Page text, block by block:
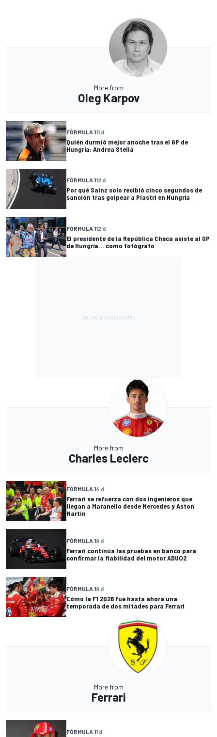
More from
Oleg Karpov
FÓRMULA 111 d
Quién durmió mejor anoche tras el GP de
Hungría: Andrea Stella
FÓRMULA 112 d
Por qué Sainz solo recibió cinco segundos de
sanción tras golpear a Piastri en Hungría
FÓRMULA 112 d
El presidente de la República Checa asiste al GP
de Hungría... como fotógrafo
More from
Charles Leclerc
FÓRMULA 14 d
Ferrari se refuerza con dos ingenieros que
llegan a Maranello desde Mercedes y Aston
Martin
FÓRMULA 19 d
Ferrari continúa las pruebas en banco para
confirmar la fiabilidad del motor ADUO2
FÓRMULA 19 d
Cómo la F1 2026 fue hasta ahora una
temporada de dos mitades para Ferrari
More from
Ferrari
FÓRMULA 11 d